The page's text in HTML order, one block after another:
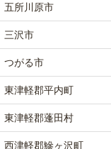
五所川原市
三沢市
つがる市
東津軽郡平内町
東津軽郡蓬田村
西津軽郡鰺ヶ沢町